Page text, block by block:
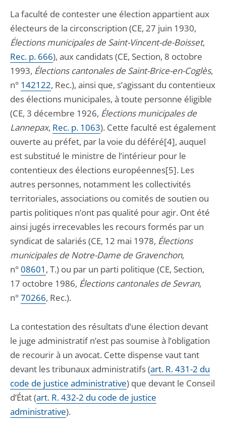
La faculté de contester une élection appartient aux
électeurs de la circonscription (CE, 27 juin 1930,
Élections municipales de Saint-Vincent-de-Boisset,
Rec. p. 666), aux candidats (CE, Section, 8 octobre
1993, Élections cantonales de Saint-Brice-en-Coglès,
n° 142122, Rec.), ainsi que, s’agissant du contentieux
des élections municipales, à toute personne éligible
(CE, 3 décembre 1926, Élections municipales de
Lannepax, Rec. p. 1063). Cette faculté est également
ouverte au préfet, par la voie du déféré[4], auquel
est substitué le ministre de l’intérieur pour le
contentieux des élections européennes[5]. Les
autres personnes, notamment les collectivités
territoriales, associations ou comités de soutien ou
partis politiques n’ont pas qualité pour agir. Ont été
ainsi jugés irrecevables les recours formés par un
syndicat de salariés (CE, 12 mai 1978, Élections
municipales de Notre-Dame de Gravenchon,
n°08601 , T.) ou par un parti politique (CE, Section,
17 octobre 1986, Élections cantonales de Sevran,
n°70266, Rec.).
La contestation des résultats d’une élection devant
le juge administratif n’est pas soumise à l’obligation
de recourir à un avocat. Cette dispense vaut tant
devant les tribunaux administratifs (art. R. 431-2 du
code de justice administrative) que devant le Conseil
d’État (art. R. 432-2 du code de justice
administrative).